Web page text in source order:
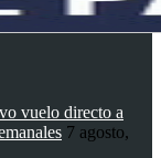
vuelo directo a
7 agosto,